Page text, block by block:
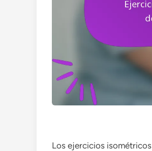
Los ejercicios isométricos